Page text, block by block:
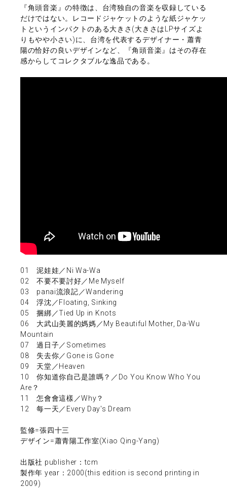
『角頭音楽』の特徴は、台湾独自の音楽を収録している
だけではない。レコードジャケットのような紙ジャケッ
トというインパクトのある大きさ(大きさはLPサイズよ
りもやや小さい)に、台湾を代表するデザイナー・蕭青
陽の恰好の良いデザインなど、『角頭音楽』はその存在
感からしてコレクタブルな逸品である。
01 泥娃娃／Ni Wa-Wa
02 不要不要討好／Me Myself
03 panai流浪記／Wandering
04 浮沈／Floating, Sinking
05 捆綁／Tied Up in Knots
06 大武山美麗的媽媽／My Beautiful Mother, Da-Wu
Mountain
07 過日子／Sometimes
08 失去你／Gone is Gone
09 天堂／Heaven
10 你知道你自己是誰嗎？／Do You Know Who You
Are？
11 怎會會這樣／Why？
12 每一天／Every Day's Dream
監修=張四十三
デザイン=蕭青陽工作室(Xiao Qing-Yang)
出版社 publisher：tcm
製作年 year：2000(this edition is second printing in
2009)